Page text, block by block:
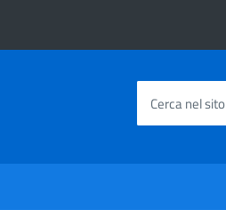
Cerca nel sito